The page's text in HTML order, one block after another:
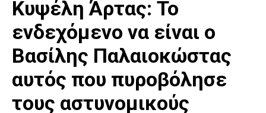
Κυψέλη Άρτας: Το
ενδεχόμενο να είναι ο
Βασίλης Παλαιοκώστας
αυτός που πυροβόλησε
τους αστυνομικούς